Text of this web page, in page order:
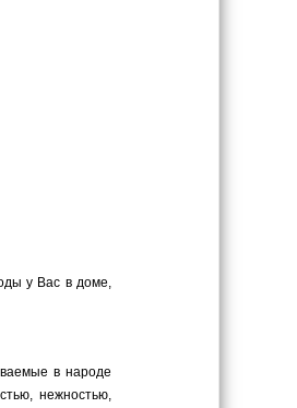
у Вас в доме,
в народе
нежностью,